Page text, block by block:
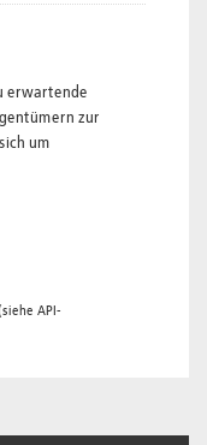
erwartende
zur
um
API-